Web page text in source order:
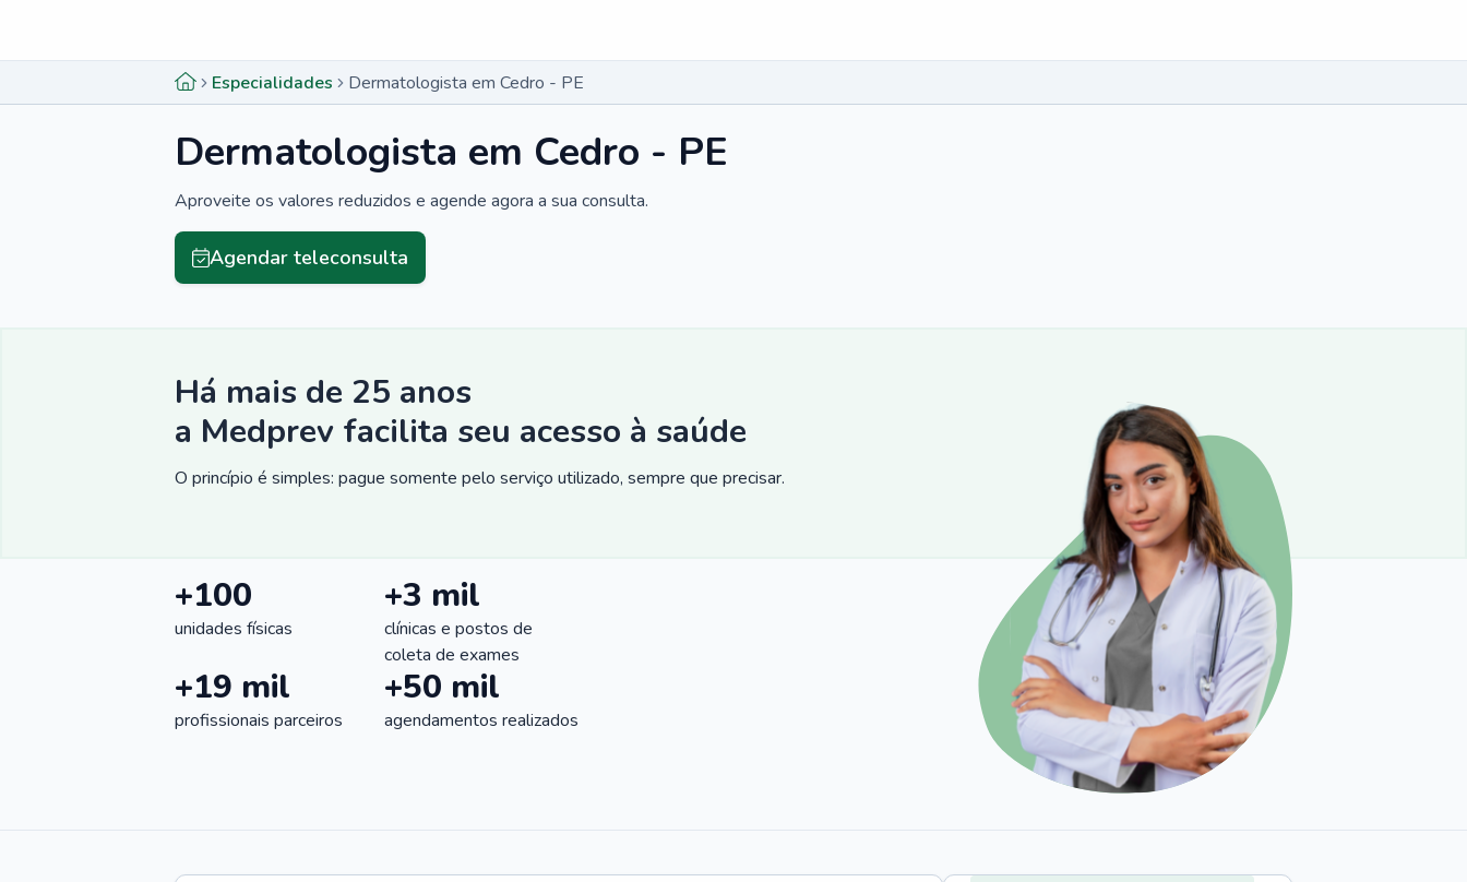
Especialidades Dermatologista em Cedro - PE
Dermatologista em Cedro - PE
Aproveite os valores reduzidos e agende agora a sua consulta.
Agendar teleconsulta
Há mais de 25 anos
a Medprev facilita seu acesso à saúde
O princípio é simples: pague somente pelo serviço utilizado, sempre que precisar.
+100
unidades físicas
+3 mil
clínicas e postos de
coleta de exames
+19 mil
profissionais parceiros
+50 mil
agendamentos realizados